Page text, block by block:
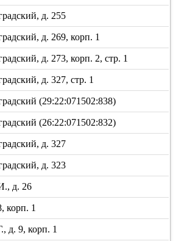
д. 255
д. 269, корп. 1
д. 273, корп. 2, стр. 1
д. 327, стр. 1
(29:22:071502:838)
(26:22:071502:832)
д. 327
д. 323
д. 26
корп. 1
д. 9, корп. 1